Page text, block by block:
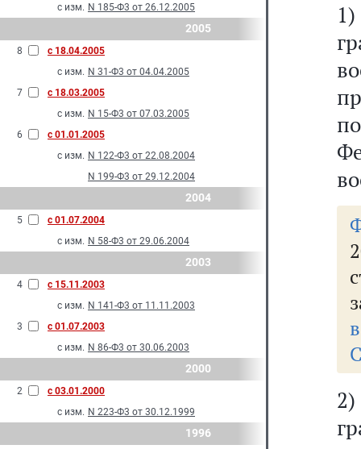
с изм. N 185-Ф3 от 26.12.2005
2005
8
с 18.04.2005
с изм. N 31-Ф3 от 04.04.2005
7
с 18.03.2005
с изм. N 15-Ф3 от 07.03.2005
6
с 01.01.2005
с изм. N 122-Ф3 от 22.08.2004
N 199-Ф3 от 29.12.2004
2004
5
с 01.07.2004
с изм. N 58-Ф3 от 29.06.2004
2003
4
с 15.11.2003
с изм. N 141-Ф3 от 11.11.2003
3
с 01.07.2003
с изм. N 86-Ф3 от 30.06.2003
2000
2
с 03.01.2000
с изм. N 223-Ф3 от 30.12.1999
1996